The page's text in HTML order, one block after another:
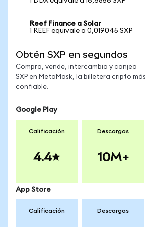
Reef Finance a Solar
1 REEF equivale a 0,019045 SXP
Obtén SXP en segundos
Compra, vende, intercambia y canjea
SXP en MetaMask, la billetera cripto más
confiable.
Google Play
Calificación
4.4
Descargas
10M+
App Store
Calificación Descargas